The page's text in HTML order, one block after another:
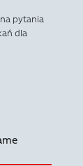
pytania
dla